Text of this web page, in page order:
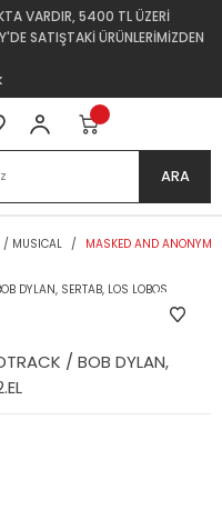
VARDIR, 5400 TL ÜZERİ
SATIŞTAKİ ÜRÜNLERİMİZDEN
ARA
/ MUSICAL MASKED AND
/ BOB DYLAN,